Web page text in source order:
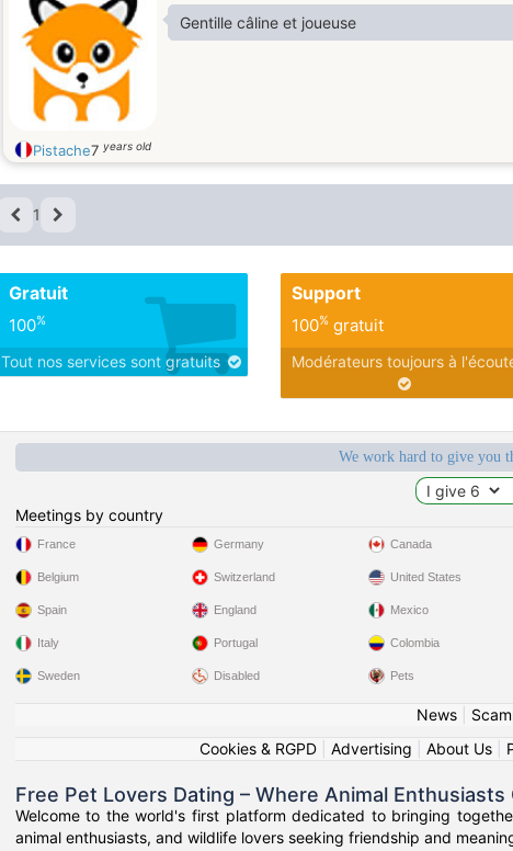
Gentille câline et joueuse
Pistache7 years old
1
Gratuit
100%
Tout nos services sont gratuits
Support
100%gratuit
Modérateurs toujours à
We work hard to give you
Meetings by country
France
Belgium
Spain
Italy
Sweden
Germany
Switzerland
England
Portugal
Disabled
Canada
United States
Mexico
Colombia
Pets
News|
Cookies & RGPD| Advertising About Us|
Free Pet Lovers Dating – Where Animal Enthusiasts
Welcome to the world's first platform dedicated to bringing
animal enthusiasts, and wildlife lovers seeking friendship and